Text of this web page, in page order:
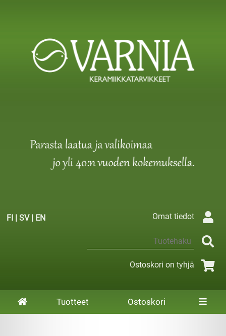
FI | SV| EN Omat tiedot
Ostoskori on tyhjä
Tuotteet Ostoskori